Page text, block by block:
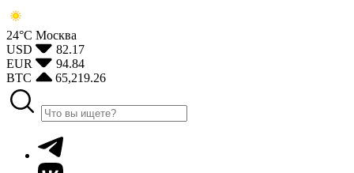
24°С Москва
USD
82.17
EUR
94.84
BTC
65,219.26